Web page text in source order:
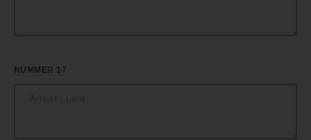
NUMMER 17